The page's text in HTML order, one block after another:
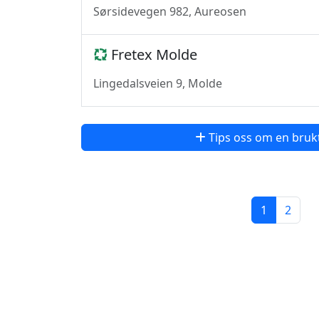
Sørsidevegen 982, Aureosen
Fretex Molde
Lingedalsveien 9, Molde
Tips oss om en
1 2